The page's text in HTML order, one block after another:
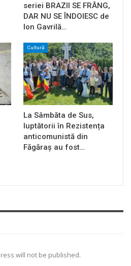
seriei BRAZII SE FRÂNG,
DAR NU SE ÎNDOIESC de
Ion Gavrilă…
Cultură
La Sâmbăta de Sus,
luptătorii în Rezistența
anticomunistă din
Făgăraș au fost…
will not be published.